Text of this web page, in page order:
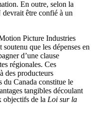
En outre, selon la
être confié à un
Picture Industries
que les dépenses en
d’une clause
régionales. Ces
des producteurs
du Canada constitue le
tangibles découlant
objectifs de la Loi sur la